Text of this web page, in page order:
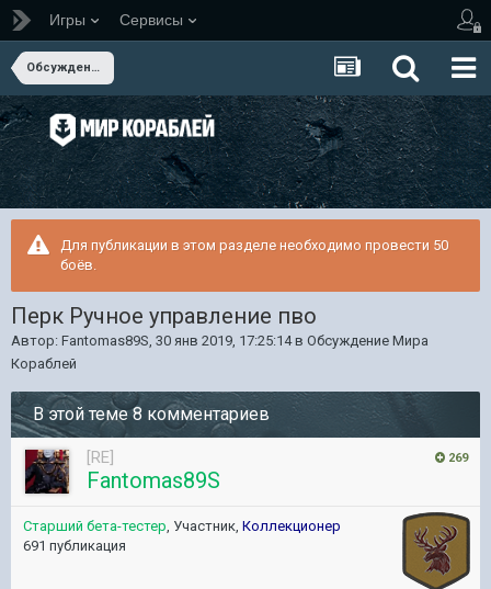
Игры Сервисы
Обсуждение Мира Кораблей
Для публикации в этом разделе необходимо провести 50
боёв.
Перк Ручное управление пво
Автор: Fantomas89S, 30 янв 2019, 17:25:14в Обсуждение Мира
Кораблей
В этой теме 8 комментариев
269
[RE]
Fantomas89S
Старший бета-тестер, Участник, Коллекционер
691 публикация